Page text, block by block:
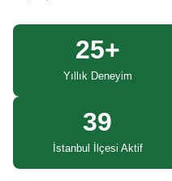
25+
Yıllık Deneyim
39
İstanbul İlçesi Aktif